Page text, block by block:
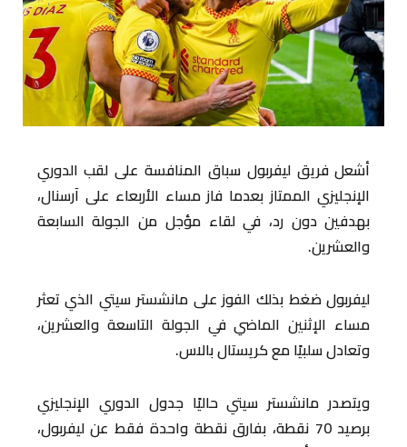
أشعل فريق ليفربول سباق المنافسة على لقب الدوري
الإنجليزي الممتاز بعدما فاز مساء الأربعاء على آرسنال،
بهدفين دون رد، في لقاء مؤجل من الجولة السابعة
والعشرين.
ليفربول ضغط بذلك الفوز على مانشستر سيتي الذي تعثر
مساء الإثنين الماضي في الجولة التاسعة والعشرين،
وتعادل سلبيًا مع كريستال بالاس.
ويتصدر مانشستر سيتي حاليًا جدول الدوري الإنجليزي
برصيد 70 نقطة، بفارق نقطة واحدة فقط عن ليفربول،